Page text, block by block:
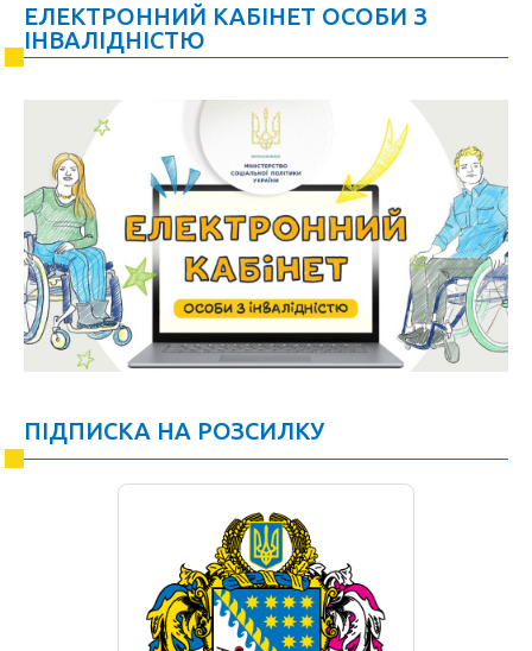
ЕЛЕКТРОННИЙ КАБІНЕТ ОСОБИ З
ІНВАЛІДНІСТЮ
ПІДПИСКА НА РОЗСИЛКУ